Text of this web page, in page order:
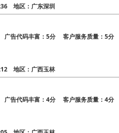
地区：广东深圳
告代码丰富：5分 客户服务质量：5分
地区：广西玉林
告代码丰富：4分 客户服务质量：4分